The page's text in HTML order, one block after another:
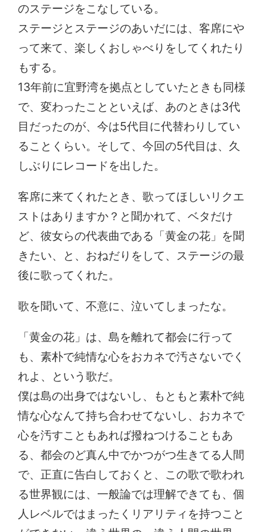
のステージをこなしている。
ステージとステージのあいだには、客席にや
って来て、楽しくおしゃべりをしてくれたり
もする。
13年前に宜野湾を拠点としていたときも同様
で、変わったことといえば、あのときは3代
目だったのが、今は5代目に代替わりしてい
ることくらい。そして、今回の5代目は、久
しぶりにレコードを出した。
客席に来てくれたとき、歌ってほしいリクエ
ストはありますか？と聞かれて、ベタだけ
ど、彼女らの代表曲である「黄金の花」を聞
きたい、と、おねだりをして、ステージの最
後に歌ってくれた。
歌を聞いて、不意に、泣いてしまったな。
「黄金の花」は、島を離れて都会に行って
も、素朴で純情な心をおカネで汚さないでく
れよ、という歌だ。
僕は島の出身ではないし、もともと素朴で純
情な心なんて持ち合わせてないし、おカネで
心を汚すこともあれば撥ねつけることもあ
る、都会のど真ん中でかつがつ生きてる人間
で、正直に告白しておくと、この歌で歌われ
る世界観には、一般論では理解できても、個
人レベルではまったくリアリティを持つこと